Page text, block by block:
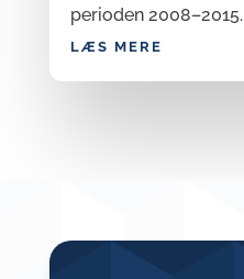
perioden 2008–2015.
LÆS MERE